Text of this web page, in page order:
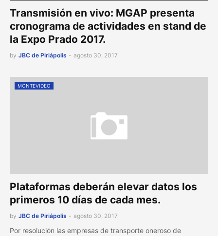
Transmisión en vivo: MGAP presenta
cronograma de actividades en stand de
la Expo Prado 2017.
by JBC de Piriápolis - agosto 30, 2017
MONTEVIDEO
Plataformas deberán elevar datos los
primeros 10 días de cada mes.
by JBC de Piriápolis - agosto 30, 2017
Por resolución las empresas de transporte oneroso de